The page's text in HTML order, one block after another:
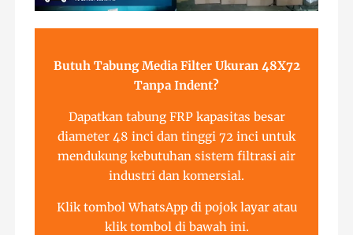
Butuh Tabung Media Filter Ukuran 48X72
Tanpa Indent?
Dapatkan tabung FRP kapasitas besar
diameter 48 inci dan tinggi 72 inci untuk
mendukung kebutuhan sistem filtrasi air
industri dan komersial.
Klik tombol WhatsApp di pojok layar atau
klik tombol di bawah ini.